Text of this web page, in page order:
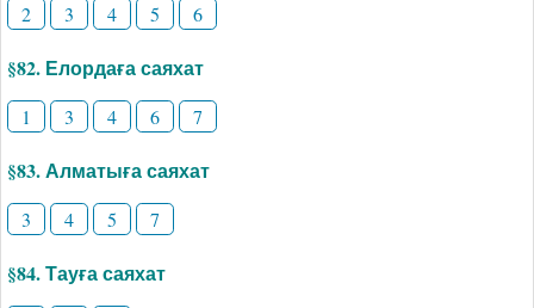
2 3 4 5 6
§82. Елордаға саяхат
1 3 4 6 7
§83. Алматыға саяхат
3 4 5 7
§84. Тауға саяхат